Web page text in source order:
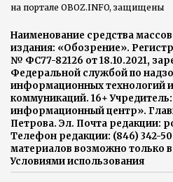
на портале OBOZ.INFO, защищены
Наименование средства
издания: «Обозрение».
№ ФС77-82126 от 18.10.2021,
Федеральной службой по
информационных технологий
коммуникаций. 16+
информационный центр».
Петрова. Эл. Почта редакции:
Телефон редакции: (846) 342-
материалов возможно только в
Условиями использования